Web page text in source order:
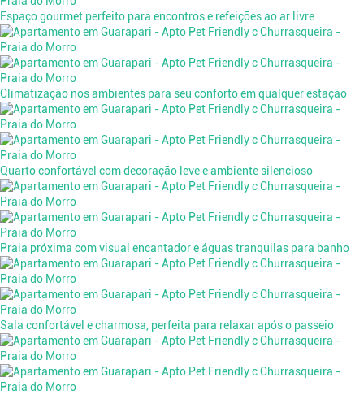
Espaço gourmet perfeito para encontros e refeições ao ar livre
Climatização nos ambientes para seu conforto em qualquer estação
Quarto confortável com decoração leve e ambiente silencioso
Praia próxima com visual encantador e águas tranquilas para banho
Sala confortável e charmosa, perfeita para relaxar após o passeio